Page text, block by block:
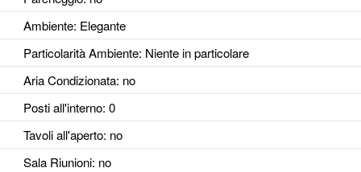
Ambiente: Elegante
Particolarità Ambiente: Niente in particolare
Aria Condizionata: no
Posti all'interno: 0
Tavoli all'aperto: no
Sala Riunioni: no